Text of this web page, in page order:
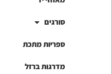
סורגים
ספריות מתכת
מדרגות ברזל